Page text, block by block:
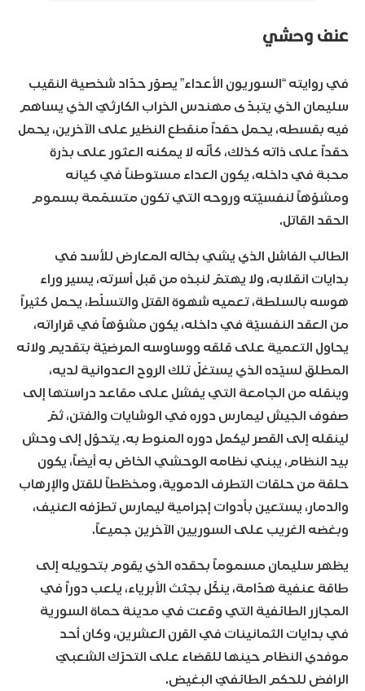
عنف وحشي
في روايته “السوريون الأعداء” يصوّر حدّاد شخصية النقيب
سليمان الذي يتبدّى مهندس الخراب الكارثيّ الذي يساهم
فيه بقسطه، يحمل حقداً منقطع النظير على الآخرين، يحمل
حقداً على ذاته كذلك، كأنّه لا يمكنه العثور على بذرة
محبة في داخله، يكون العداء مستوطناً في كيانه
ومشوّهاً لنفسيّته وروحه التي تكون متسمّمة بسموم
الحقد القاتل.
الطالب الفاشل الذي يشي بخاله المعارض للأسد في
بدايات انقلابه، ولا يهتمّ لنبذه من قبل أسرته، يسير وراء
هوسه بالسلطة، تعميه شهوة القتل والتسلّط، يحمل كثيراً
من العقد النفسيّة في داخله، يكون مشوّهاً في قراراته،
يحاول التعمية على قلقه ووساوسه المرضيّة بتقديم ولائه
المطلق لسيّده الذي يستغلّ تلك الروح العدوانية لديه،
وينقله من الجامعة التي يفشل على مقاعد دراستها إلى
صفوف الجيش ليمارس دوره في الوشايات والفتن، ثمّ
لينقله إلى القصر ليكمل دوره المنوط به. يتحوّل إلى وحش
بيد النظام، يبني نظامه الوحشي الخاصّ به أيضاً، يكون
حلقة من حلقات التطرف الدموية، ومخطّطاً للقتل والإرهاب
والدمار، يستعين بأدوات إجرامية ليمارس تطرّفه العنيف،
وبغضه الغريب على السوريين الآخرين جميعاً.
يظهر سليمان مسموماً بحقده الذي يقوم بتحويله إلى
طاقة عنفية هدّامة، ينكّل بجثث الأبرياء، يلعب دوراً في
المجازر الطائفية التي وقعت في مدينة حماة السورية
في بدايات الثمانينات في القرن العشرين، وكان أحد
موفدي النظام حينها للقضاء على التحرّك الشعبيّ
الرافض للحكم الطائفيّ البغيض.